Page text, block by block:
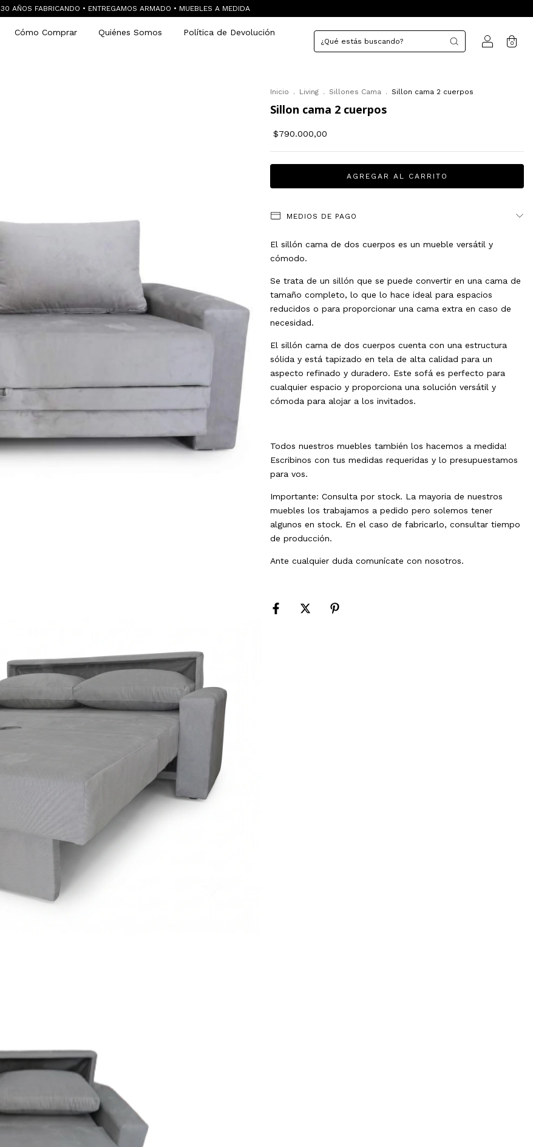
30 AÑOS FABRICANDO • ENTREGAMOS ARMADO • MUEBLES A MEDIDA
Cómo Comprar Quiénes Somos
Política de Devolución
0
Inicio . Living . Sillones Cama . Sillon cama 2 cuerpos
Sillon cama 2 cuerpos
$790.000,00
MEDIOS DE PAGO
El sillón cama de dos cuerpos es un mueble versátil y
cómodo.
Se trata de un sillón que se puede convertir en una cama de
tamaño completo, lo que lo hace ideal para espacios
reducidos o para proporcionar una cama extra en caso de
necesidad.
El sillón cama de dos cuerpos cuenta con una estructura
sólida y está tapizado en tela de alta calidad para un
aspecto refinado y duradero. Este sofá es perfecto para
cualquier espacio y proporciona una solución versátil y
cómoda para alojar a los invitados.
Todos nuestros muebles también los hacemos a medida!
Escribinos con tus medidas requeridas y lo presupuestamos
para vos.
Importante: Consulta por stock. La mayoria de nuestros
muebles los trabajamos a pedido pero solemos tener
algunos en stock. En el caso de fabricarlo, consultar tiempo
de producción.
Ante cualquier duda comunícate con nosotros.